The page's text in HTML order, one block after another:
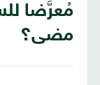
مُعرَّضا
مضى؟